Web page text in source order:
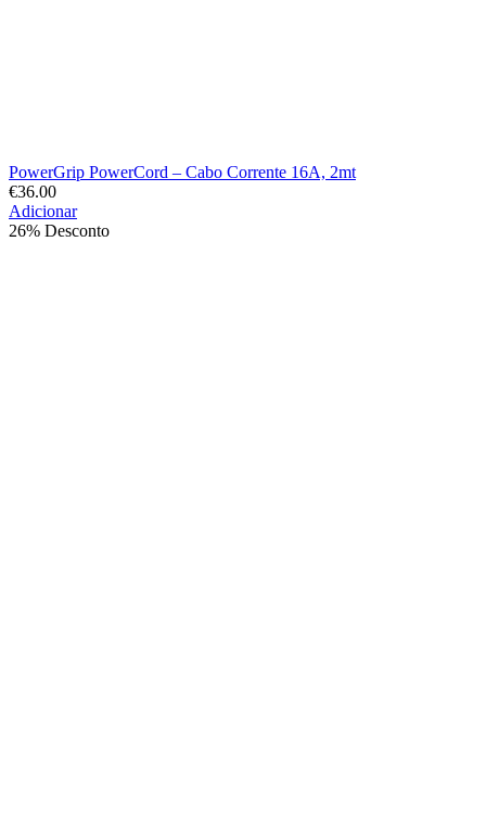
PowerGrip PowerCord – Cabo Corrente 16A, 2mt
€36.00
Adicionar
26% Desconto